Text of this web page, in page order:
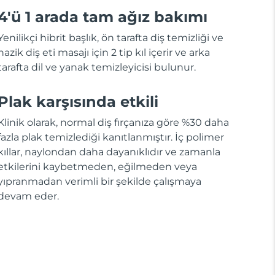
1 arada tam ağız bakımı
hibrit başlık, ön tarafta diş temizliği ve
diş eti masajı için 2 tip kıl içerir ve arka
dil ve yanak temizleyicisi bulunur.
karşısında etkili
olarak, normal diş fırçanıza göre %30 daha
plak temizlediği kanıtlanmıştır. İç polimer
naylondan daha dayanıklıdır ve zamanla
kaybetmeden, eğilmeden veya
verimli bir şekilde çalışmaya
eder.